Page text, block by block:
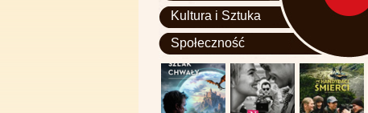
Kultura i Sztuka
Społeczność